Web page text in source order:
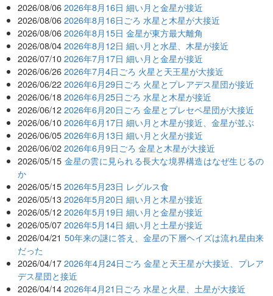
2026/08/06 2026年8月16日 細い月と金星が接近
2026/08/06 2026年8月16日ごろ 水星と木星が大接近
2026/08/06 2026年8月15日 金星が東方最大離角
2026/08/04 2026年8月12日 細い月と水星、木星が接近
2026/07/10 2026年7月17日 細い月と金星が接近
2026/06/26 2026年7月4日ごろ 火星と天王星が大接近
2026/06/22 2026年6月29日ごろ 火星とプレアデス星団が接近
2026/06/18 2026年6月25日ごろ 水星と木星が接近
2026/06/12 2026年6月20日ごろ 金星とプレセペ星団が大接近
2026/06/10 2026年6月17日 細い月と木星が接近、金星が並ぶ
2026/06/05 2026年6月13日 細い月と火星が接近
2026/06/02 2026年6月9日ごろ 金星と木星が大接近
2026/05/15 金星の雲に見られる長大な境界構造はなぜ生じるの
か
2026/05/15 2026年5月23日 レグルス食
2026/05/13 2026年5月20日 細い月と木星が接近
2026/05/12 2026年5月19日 細い月と金星が接近
2026/05/07 2026年5月14日 細い月と土星が接近
2026/04/21 50年来の謎に答え、金星の下層ヘイズは流れ星由来
だった
2026/04/17 2026年4月24日ごろ 金星と天王星が大接近、プレア
デス星団と接近
2026/04/14 2026年4月21日ごろ 水星と火星、土星が大接近